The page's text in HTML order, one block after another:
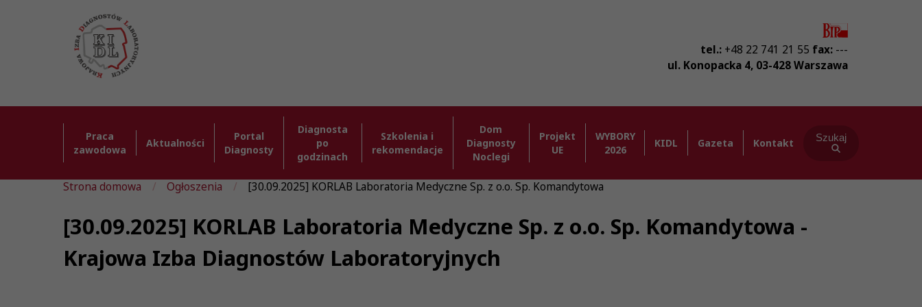
tel.: +48 22 741 21 55 fax: ---
ul. Konopacka 4, 03-428Warszawa
Praca
zawodowa
Aktualności
Portal
Diagnosty
Diagnosta
po
godzinach
Szkolenia i
rekomendacje
Dom
Diagnosty
Noclegi
Projekt
UE
WYBORY
2026
KIDL Gazeta Kontakt Szukaj
Strona domowa Ogłoszenia [30.09.2025] KORLAB Laboratoria Medyczne Sp. z o.o. Sp. Komandytowa
[30.09.2025] KORLAB Laboratoria Medyczne Sp. z o.o. Sp. Komandytowa -
Krajowa Izba Diagnostów Laboratoryjnych